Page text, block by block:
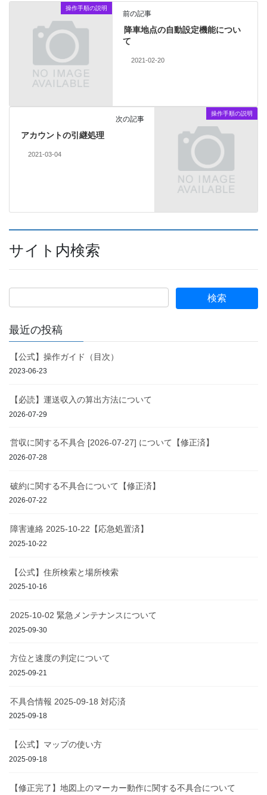
操作手順の説明
前の記事
降車地点の自動設定機能につい
て
2021-02-20
操作手順の説明
次の記事
アカウントの引継処理
2021-03-04
サイト内検索
最近の投稿
【公式】操作ガイド（目次）
2023-06-23
【必読】運送収入の算出方法について
2026-07-29
営収に関する不具合 [2026-07-27] について【修正済】
2026-07-28
破約に関する不具合について【修正済】
2026-07-22
障害連絡 2025-10-22【応急処置済】
2025-10-22
【公式】住所検索と場所検索
2025-10-16
2025-10-02 緊急メンテナンスについて
2025-09-30
方位と速度の判定について
2025-09-21
不具合情報 2025-09-18 対応済
2025-09-18
【公式】マップの使い方
2025-09-18
【修正完了】地図上のマーカー動作に関する不具合について